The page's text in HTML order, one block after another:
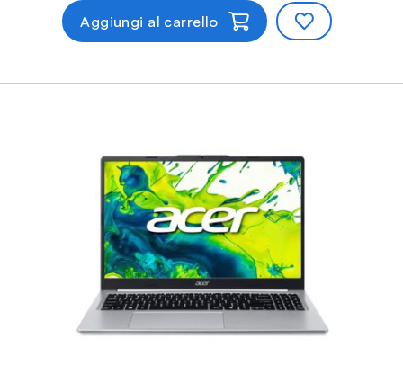
Aggiungi al carrello